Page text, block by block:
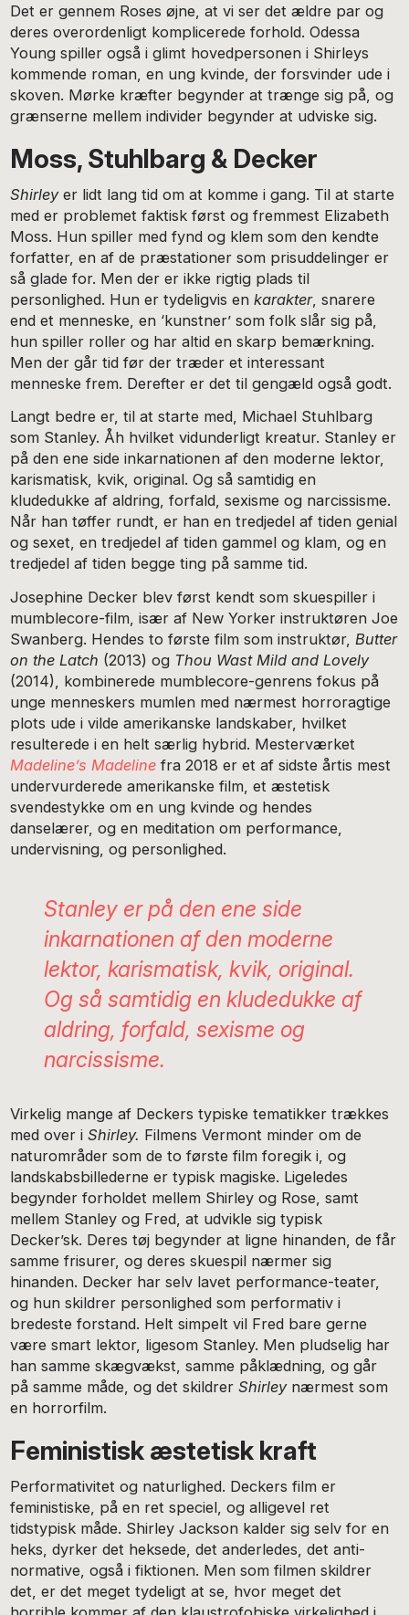
Det er gennem Roses øjne, at vi ser det ældre par og
deres overordenligt komplicerede forhold. Odessa
Young spiller også i glimt hovedpersonen i Shirleys
kommende roman, en ung kvinde, der forsvinder ude i
skoven. Mørke kræfter begynder at trænge sig på, og
grænserne mellem individer begynder at udviske sig.
Moss, Stuhlbarg & Decker
Shirleyer lidt lang tid om at komme i gang. Til at starte
med er problemet faktisk først og fremmest Elizabeth
Moss. Hun spiller med fynd og klem som den kendte
forfatter, en af de præstationer som prisuddelinger er
så glade for. Men der er ikke rigtig plads til
personlighed. Hun er tydeligvis enkarakter, snarere
end et menneske, en ‘kunstner’ som folk slår sig på,
hun spiller roller og har altid en skarp bemærkning.
Men der går tid før der træder et interessant
menneske frem. Derefter er det til gengæld også godt.
Langt bedre er, til at starte med, Michael Stuhlbarg
som Stanley. Åh hvilket vidunderligt kreatur. Stanley er
på den ene side inkarnationen af den moderne lektor,
karismatisk, kvik, original. Og så samtidig en
kludedukke af aldring, forfald, sexisme og narcissisme.
Når han tøffer rundt, er han en tredjedel af tiden genial
og sexet, en tredjedel af tiden gammel og klam, og en
tredjedel af tiden begge ting på samme tid.
Josephine Decker blev først kendt som skuespiller i
mumblecore-film, især af New Yorker instruktøren Joe
Swanberg. Hendes to første film som instruktør,Butter
on the Latch (2013) og Thou Wast Mild and Lovely
(2014), kombinerede mumblecore-genrens fokus på
unge menneskers mumlen med nærmest horroragtige
plots ude i vilde amerikanske landskaber, hvilket
resulterede i en helt særlig hybrid. Mesterværket
Madeline’s Madelinefra 2018 er et af sidste årtis mest
undervurderede amerikanske film, et æstetisk
svendestykke om en ung kvinde og hendes
danselærer, og en meditation om performance,
undervisning, og personlighed.
Stanley er på den ene side
inkarnationen af den moderne
lektor, karismatisk, kvik, original.
Og så samtidig en kludedukke af
aldring, forfald, sexisme og
narcissisme.
Virkelig mange af Deckers typiske tematikker trækkes
med over iShirley. Filmens Vermont minder om de
naturområder som de to første film foregik i, og
landskabsbillederne er typisk magiske. Ligeledes
begynder forholdet mellem Shirley og Rose, samt
mellem Stanley og Fred, at udvikle sig typisk
Decker’sk. Deres tøj begynder at ligne hinanden, de får
samme frisurer, og deres skuespil nærmer sig
hinanden. Decker har selv lavet performance-teater,
og hun skildrer personlighed som performativ i
bredeste forstand. Helt simpelt vil Fred bare gerne
være smart lektor, ligesom Stanley. Men pludselig har
han samme skægvækst, samme påklædning, og går
på samme måde, og det skildrerShirley nærmest som
en horrorfilm.
Feministisk æstetisk kraft
Performativitet og naturlighed. Deckers film er
feministiske, på en ret speciel, og alligevel ret
tidstypisk måde. Shirley Jackson kalder sig selv for en
heks, dyrker det heksede, det anderledes, det anti-
normative, også i fiktionen. Men som filmen skildrer
det, er det meget tydeligt at se, hvor meget det